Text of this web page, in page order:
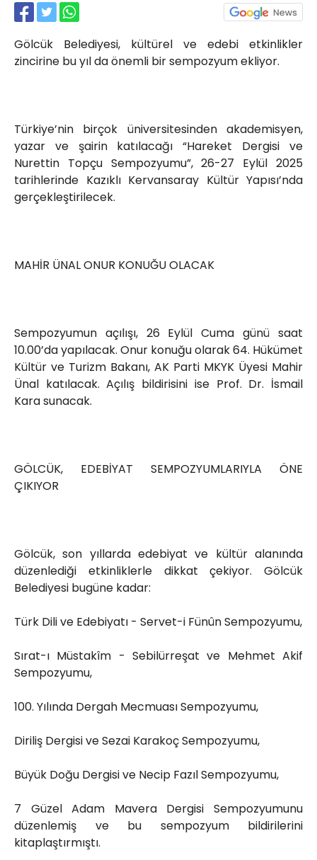
Gölcük Belediyesi, kültürel ve edebi etkinlikler
zincirine bu yıl da önemli bir sempozyum ekliyor.
Türkiye’nin birçok üniversitesinden akademisyen,
yazar ve şairin katılacağı “Hareket Dergisi ve
Nurettin Topçu Sempozyumu”, 26-27 Eylül 2025
tarihlerinde Kazıklı Kervansaray Kültür Yapısı’nda
gerçekleştirilecek.
MAHİR ÜNAL ONUR KONUĞU OLACAK
Sempozyumun açılışı, 26 Eylül Cuma günü saat
10.00’da yapılacak. Onur konuğu olarak 64. Hükümet
Kültür ve Turizm Bakanı, AK Parti MKYK Üyesi Mahir
Ünal katılacak. Açılış bildirisini ise Prof. Dr. İsmail
Kara sunacak.
GÖLCÜK, EDEBİYAT SEMPOZYUMLARIYLA ÖNE
ÇIKIYOR
Gölcük, son yıllarda edebiyat ve kültür alanında
düzenlediği etkinliklerle dikkat çekiyor. Gölcük
Belediyesi bugüne kadar:
Türk Dili ve Edebiyatı - Servet-i Fünûn Sempozyumu,
Sırat-ı Müstakîm - Sebilürreşat ve Mehmet Akif
Sempozyumu,
100. Yılında Dergah Mecmuası Sempozyumu,
Diriliş Dergisi ve Sezai Karakoç Sempozyumu,
Büyük Doğu Dergisi ve Necip Fazıl Sempozyumu,
7 Güzel Adam Mavera Dergisi Sempozyumunu
düzenlemiş ve bu sempozyum bildirilerini
kitaplaştırmıştı.
Akkavaklar Caddesi No:17/4 İzmit-
KOCAELİ